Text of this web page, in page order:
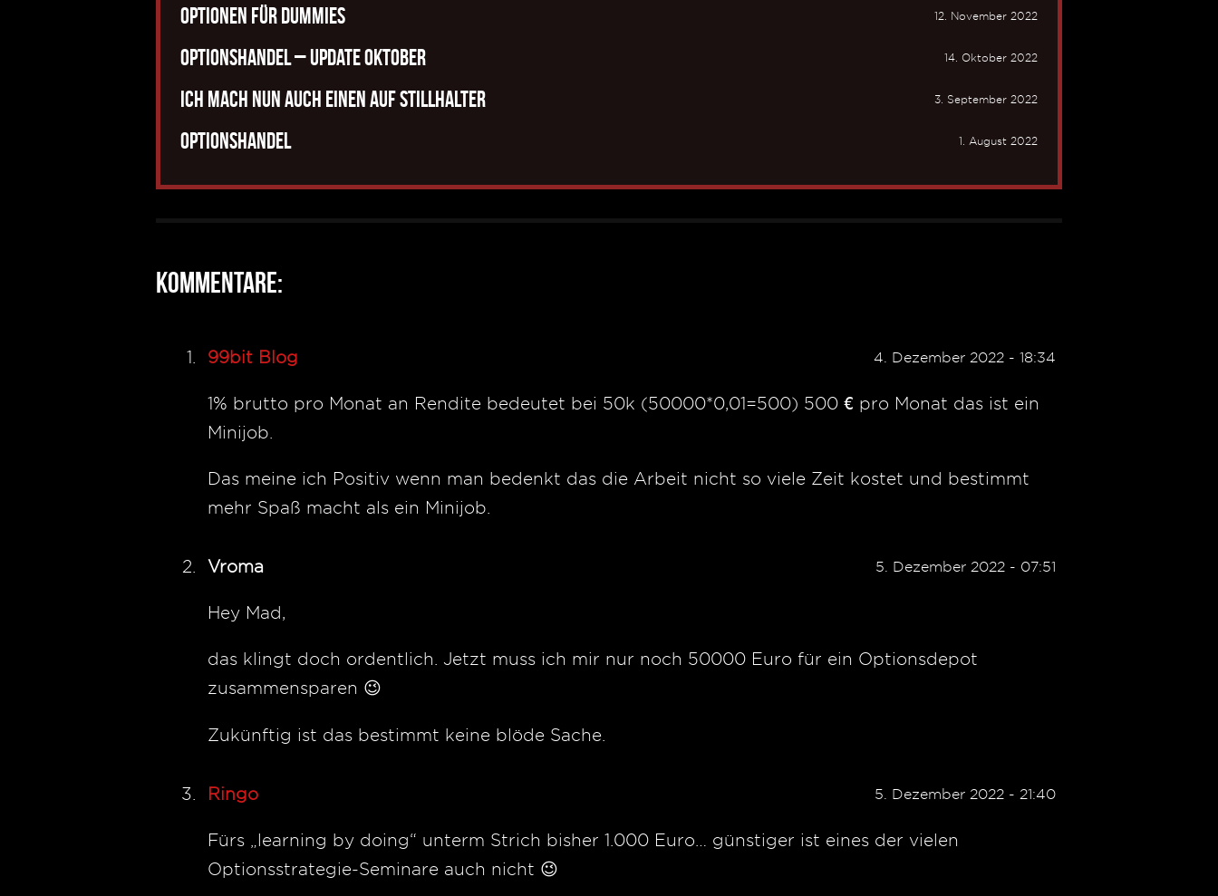
Optionen für Dummies 12. November 2022
Optionshandel – Update Oktober 14. Oktober 2022
Ich mach nun auch einen auf Stillhalter 3. September 2022
Optionshandel 1. August 2022
Kommentare:
4. Dezember 2022 - 18:34
99bit Blog
1% brutto pro Monat an Rendite bedeutet bei 50k (50000*0,01=500) 500 € pro Monat das ist ein
Minijob.
Das meine ich Positiv wenn man bedenkt das die Arbeit nicht so viele Zeit kostet und bestimmt
mehr Spaß macht als ein Minijob.
5. Dezember 2022 - 07:51
Vroma
Hey Mad,
das klingt doch ordentlich. Jetzt muss ich mir nur noch 50000 Euro für ein Optionsdepot
zusammensparen 😉
Zukünftig ist das bestimmt keine blöde Sache.
5. Dezember 2022 - 21:40
Ringo
Fürs „learning by doing“ unterm Strich bisher 1.000 Euro… günstiger ist eines der vielen
Optionsstrategie-Seminare auch nicht 😉